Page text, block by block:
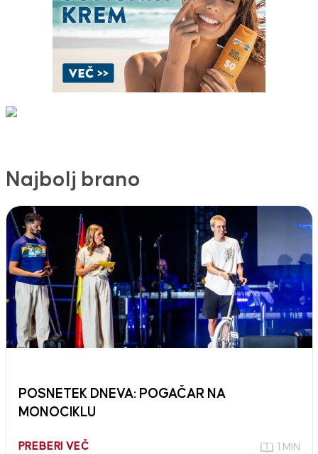
Najbolj brano
POSNETEK DNEVA: POGAČAR NA
MONOCIKLU
PREBERI VEČ 1 MIN